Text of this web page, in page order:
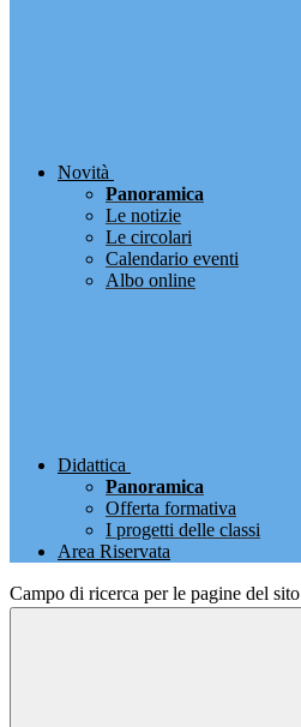
Novità
Panoramica
Le notizie
Le circolari
Calendario eventi
Albo online
Didattica
Panoramica
Offerta formativa
I progetti delle classi
Area Riservata
Campo di ricerca per le pagine del sito